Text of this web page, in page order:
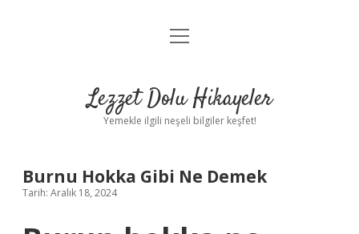
Anasayfa
Yasal Uyarı
menüyü
Lezzet Dolu Hikayeler
Yemekle ilgili neşeli bilgiler keşfet!
Burnu Hokka Gibi Ne Demek
Tarih: Aralık 18, 2024